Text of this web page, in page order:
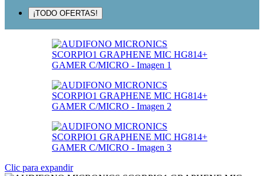
¡TODO OFERTAS!
Clic para expandir